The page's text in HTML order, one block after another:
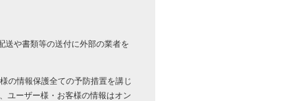
送や書類等の送付に外部の業者を
の情報保護全ての予防措置を講じ
ユーザー様・お客様の情報はオン